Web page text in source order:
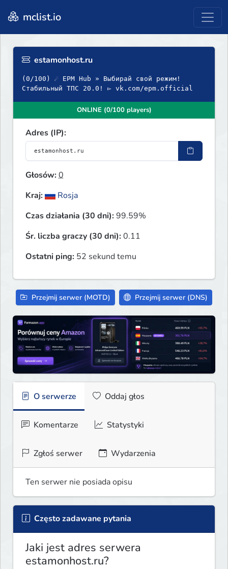
mclist.io
estamonhost.ru
(0/100) ☄ EPM Hub » Выбирай свой режим!
Стабильный ТПС 20.0! ▻ vk.com/epm.official
ONLINE (0/100 players)
Adres (IP):
Głosów:0
Kraj:
Rosja
Czas działania (30 dni):99.59%
Śr. liczba graczy (30 dni):0.11
Ostatni ping: 52 sekund temu
Przejmij serwer (MOTD) Przejmij serwer (DNS)
O serwerze Oddaj głos
Komentarze Statystyki
Zgłoś serwer Wydarzenia
Ten serwer nie posiada opisu
Często zadawane pytania
Jaki jest adres serwera
estamonhost.ru?